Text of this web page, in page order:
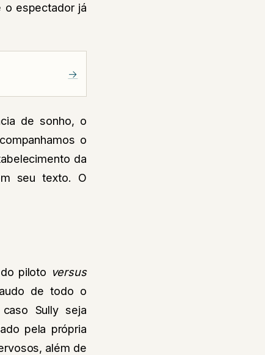
o espectador já
→
de sonho, o
o
da
seu texto. O
piloto versus
de todo o
Sully seja
pela própria
além de